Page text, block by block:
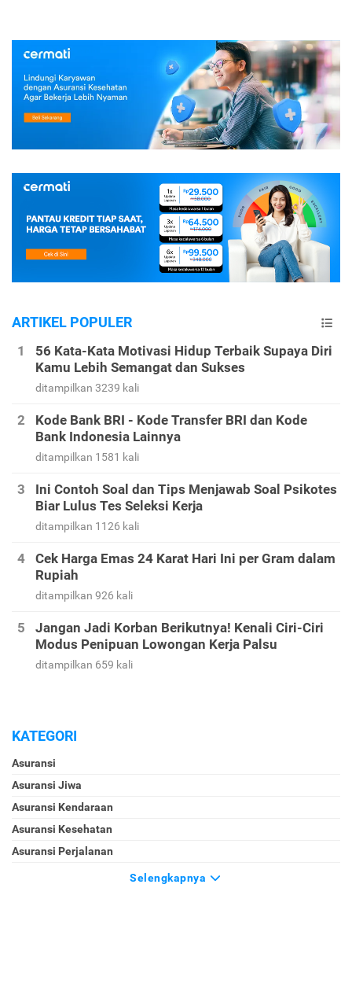
ARTIKEL POPULER
56 Kata-Kata Motivasi Hidup Terbaik Supaya Diri
Kamu Lebih Semangat dan Sukses
ditampilkan 3239 kali
Kode Bank BRI - Kode Transfer BRI dan Kode
Bank Indonesia Lainnya
ditampilkan 1581 kali
Ini Contoh Soal dan Tips Menjawab Soal Psikotes
Biar Lulus Tes Seleksi Kerja
ditampilkan 1126 kali
Cek Harga Emas 24 Karat Hari Ini per Gram dalam
Rupiah
ditampilkan 926 kali
Jangan Jadi Korban Berikutnya! Kenali Ciri-Ciri
Modus Penipuan Lowongan Kerja Palsu
ditampilkan 659 kali
KATEGORI
Asuransi
Asuransi Jiwa
Asuransi Kendaraan
Asuransi Kesehatan
Asuransi Perjalanan
Selengkapnya